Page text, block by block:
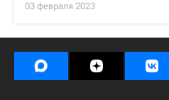
03 февраля 2023